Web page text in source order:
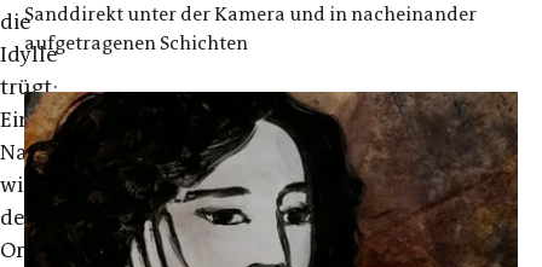
die
Idylle
trügt:
Eines
Nachts
wird
der
Ort
Sanddirekt unter der Kamera und in nacheinander
aufgetragenen Schichten